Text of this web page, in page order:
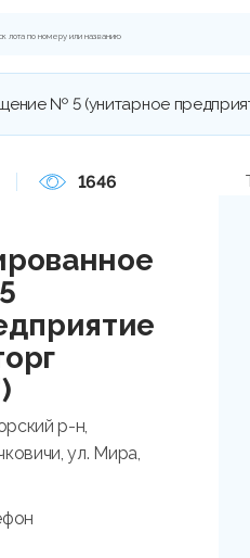
№ 5 (унитарное
1646
р-н,
ул. Мира,